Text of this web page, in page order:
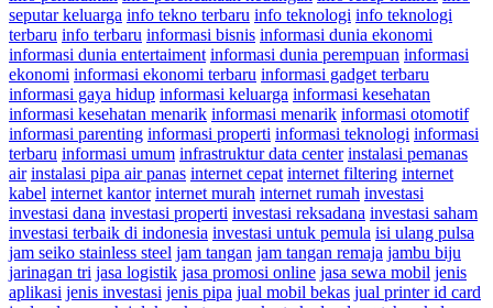
seputar keluarga info tekno terbaru info teknologi info teknologi
terbaru info terbaru informasi bisnis informasi dunia ekonomi
informasi dunia entertaiment informasi dunia perempuan informasi
ekonomi informasi ekonomi terbaru informasi gadget terbaru
informasi gaya hidup informasi keluarga informasi kesehatan
informasi kesehatan menarik informasi menarik informasi otomotif
informasi parenting informasi properti informasi teknologi informasi
terbaru informasi umum infrastruktur data center instalasi pemanas
air instalasi pipa air panas internet cepat internet filtering internet
kabel internet kantor internet murah internet rumah investasi
investasi dana investasi properti investasi reksadana investasi saham
investasi terbaik di indonesia investasi untuk pemula isi ulang pulsa
jam seiko stainless steel jam tangan jam tangan remaja jambu biju
jarinagan tri jasa logistik jasa promosi online jasa sewa mobil jenis
aplikasi jenis investasi jenis pipa jual mobil bekas jual printer id card